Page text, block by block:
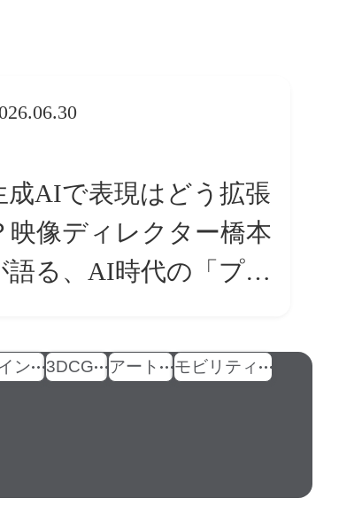
成AIで表現はどう拡張
映像ディレクター橋本
語る、AI時代の「プロ
ン 3DCG アート モビリティ